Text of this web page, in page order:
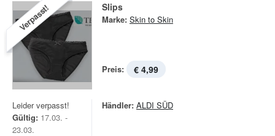
Verpasst! Slips
Marke: Skin to Skin
Preis: € 4,99
Leider verpasst!
Gültig: 17.03. -
23.03.
Händler: ALDI SÜD